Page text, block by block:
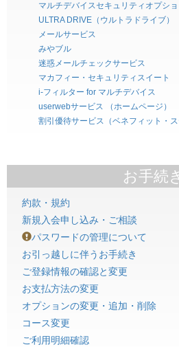
マルチデバイスセキュリティオプシ
ULTRA DRIVE（ウルトラドライブ）
メールサービス
みやブル
迷惑メールチェックサービス
マカフィー・セキュリティスイート
i-フィルター for マルチデバイス
userwebサービス （ホームページ）
割引優待サービス（ベネフィット・ス
お手続
約款・規約
新規入会申し込み・ご相談
パスワードの管理について
お引っ越しに伴うお手続き
ご登録情報の確認と変更
お支払方法の変更
オプションの変更・追加・削除
コース変更
ご利用明細確認